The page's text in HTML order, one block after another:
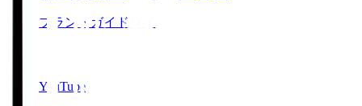
ブランドガイドライン
YouTube